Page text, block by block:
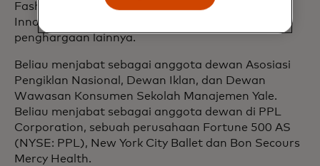
Fashion Group International's Tech and Brand
Innovation Award, serta masih banyak lagi
penghargaan lainnya.
Beliau menjabat sebagai anggota dewan Asosiasi
Pengiklan Nasional, Dewan Iklan, dan Dewan
Wawasan Konsumen Sekolah Manajemen Yale.
Beliau menjabat sebagai anggota dewan di PPL
Corporation, sebuah perusahaan Fortune 500 AS
(NYSE: PPL), New York City Ballet dan Bon Secours
Mercy Health.